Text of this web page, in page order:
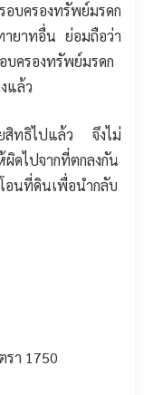
อบครองทรัพย์มรดก
ยาทอื่น ย่อมถือว่า
บครองทรัพย์มรดก
แล้ว
สิทธิไปแล้ว จึงไม่
ดไปจากที่ตกลงกัน
อนที่ดินเพื่อนำกลับ
า 1750